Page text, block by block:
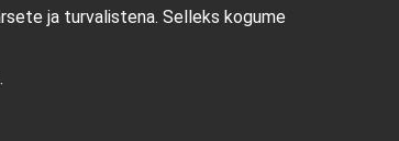
ja turvalistena. Selleks kogume